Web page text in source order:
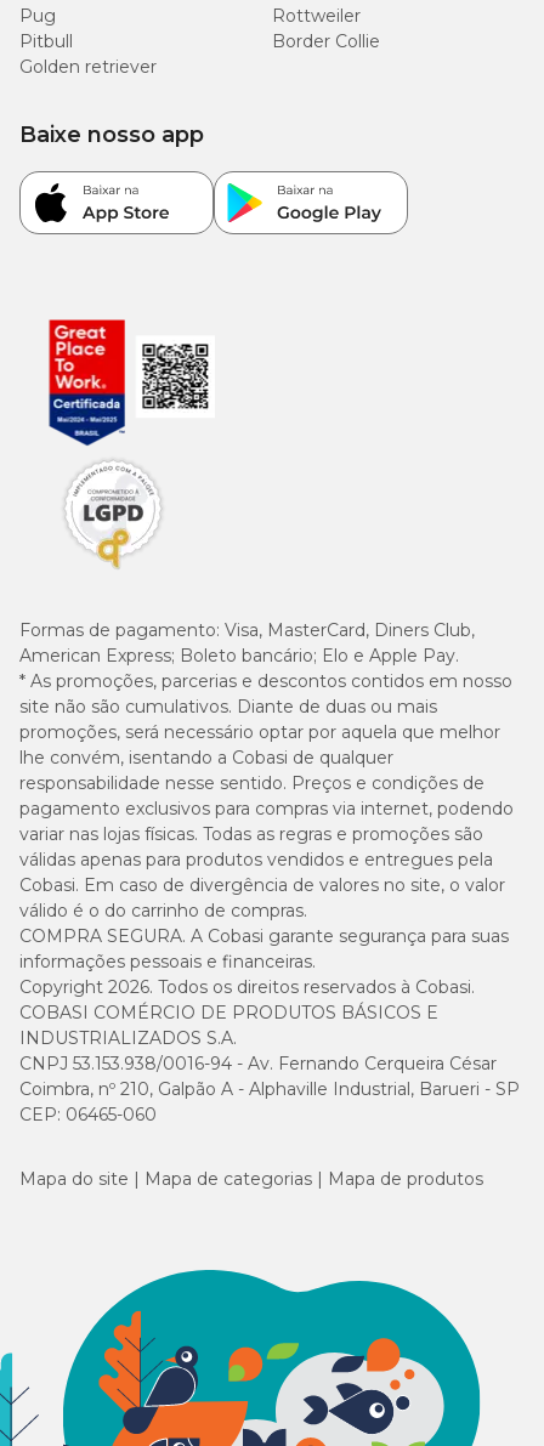
Pug
Rottweiler
Pitbull
Border Collie
Golden retriever
Formas de pagamento: Visa, MasterCard, Diners Club,
American Express; Boleto bancário; Elo e Apple Pay.
* As promoções, parcerias e descontos contidos em nosso
site não são cumulativos. Diante de duas ou mais
promoções, será necessário optar por aquela que melhor
lhe convém, isentando a Cobasi de qualquer
responsabilidade nesse sentido. Preços e condições de
pagamento exclusivos para compras via internet, podendo
variar nas lojas físicas. Todas as regras e promoções são
válidas apenas para produtos vendidos e entregues pela
Cobasi. Em caso de divergência de valores no site, o valor
válido é o do carrinho de compras.
COMPRA SEGURA. A Cobasi garante segurança para suas
informações pessoais e financeiras.
Copyright 2026. Todos os direitos reservados à Cobasi.
COBASI COMÉRCIO DE PRODUTOS BÁSICOS E
INDUSTRIALIZADOS S.A.
CNPJ 53.153.938/0016-94 - Av. Fernando Cerqueira César
Coimbra, nº 210, Galpão A - Alphaville Industrial, Barueri - SP
CEP: 06465-060
Baixe nosso app
Mapa do site Mapa de categorias Mapa de produtos